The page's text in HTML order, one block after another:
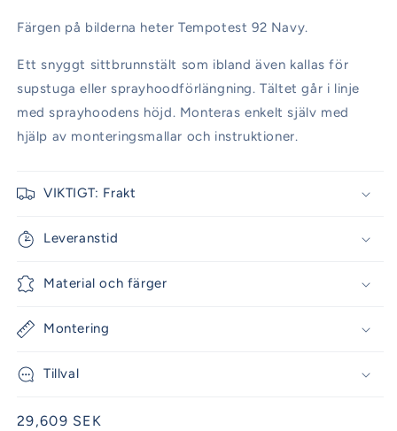
Färgen på bilderna heter Tempotest 92 Navy.
Ett snyggt sittbrunnstält som ibland även kallas för
supstuga eller sprayhoodförlängning. Tältet går i linje
med sprayhoodens höjd. Monteras enkelt själv med
hjälp av monteringsmallar och instruktioner.
VIKTIGT: Frakt
Leveranstid
Material och färger
Montering
Tillval
Ordinarie
29,609 SEK